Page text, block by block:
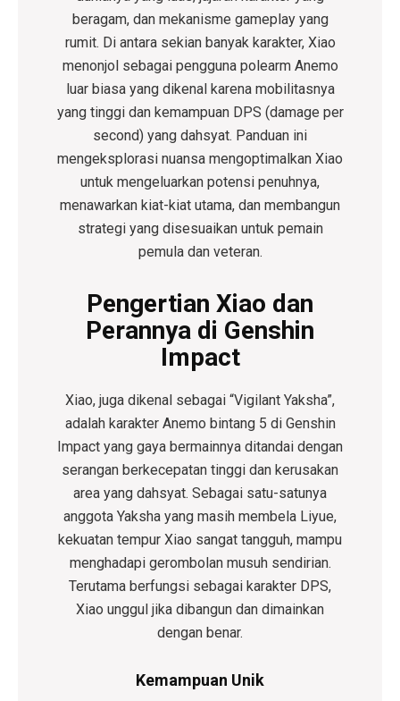
beragam, dan mekanisme gameplay yang
rumit. Di antara sekian banyak karakter, Xiao
menonjol sebagai pengguna polearm Anemo
luar biasa yang dikenal karena mobilitasnya
yang tinggi dan kemampuan DPS (damage per
second) yang dahsyat. Panduan ini
mengeksplorasi nuansa mengoptimalkan Xiao
untuk mengeluarkan potensi penuhnya,
menawarkan kiat-kiat utama, dan membangun
strategi yang disesuaikan untuk pemain
pemula dan veteran.
Pengertian Xiao dan
Perannya di Genshin
Impact
Xiao, juga dikenal sebagai “Vigilant Yaksha”,
adalah karakter Anemo bintang 5 di Genshin
Impact yang gaya bermainnya ditandai dengan
serangan berkecepatan tinggi dan kerusakan
area yang dahsyat. Sebagai satu-satunya
anggota Yaksha yang masih membela Liyue,
kekuatan tempur Xiao sangat tangguh, mampu
menghadapi gerombolan musuh sendirian.
Terutama berfungsi sebagai karakter DPS,
Xiao unggul jika dibangun dan dimainkan
dengan benar.
Kemampuan Unik